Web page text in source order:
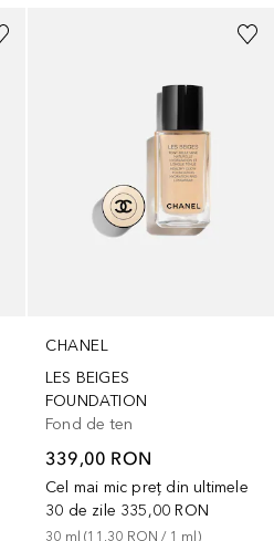
CHANEL
LES BEIGES
FOUNDATION
Fond de ten
339,00 RON
Cel mai mic preț din ultimele
30 de zile 335,00 RON
30 ml (11,30 RON / 1 ml )